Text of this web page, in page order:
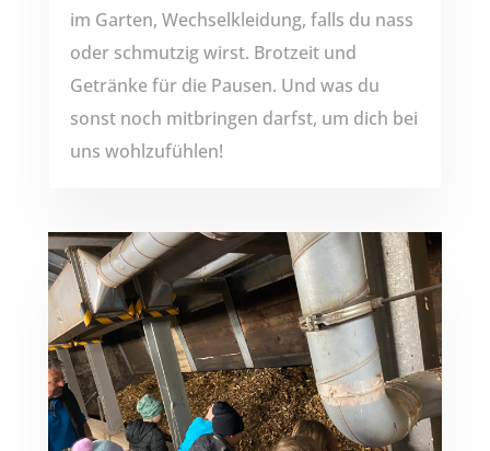
im Garten, Wechselkleidung, falls du nass
oder schmutzig wirst. Brotzeit und
Getränke für die Pausen. Und was du
sonst noch mitbringen darfst, um dich bei
uns wohlzufühlen!